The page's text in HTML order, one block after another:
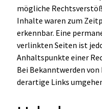
mögliche
Inhalte waren zum
erkennbar. Eine
verlinkten Seiten ist
Anhaltspunkte einer
Bei Bekanntwerden
derartige Links